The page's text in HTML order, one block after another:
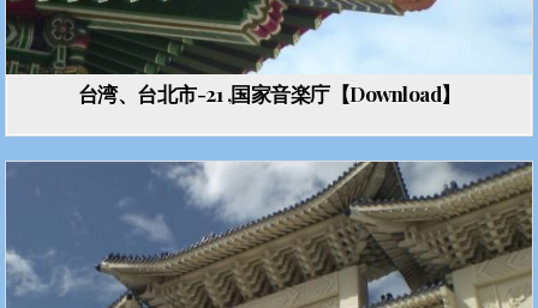
台湾、台北市-21 ,国家音楽庁【Download】